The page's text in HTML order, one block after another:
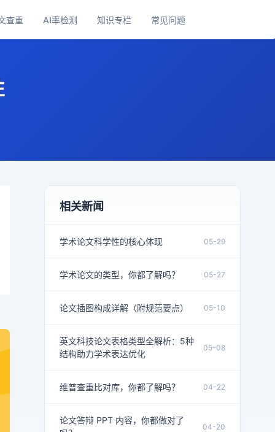
查重 AI率检测 知识专栏 常见问题
相关新闻
学术论文科学性的核心体现 05-29
学术论文的类型，你都了解吗？ 05-27
论文插图构成详解（附规范要点） 05-10
英文科技论文表格类型全解析：5种
结构助力学术表达优化
05-08
维普查重比对库，你都了解吗？ 04-22
论文答辩 PPT 内容，你都做对了
04-20